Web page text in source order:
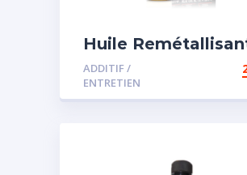
Huile
Moteur SMT2
ADDITIF /
ENTRETIEN